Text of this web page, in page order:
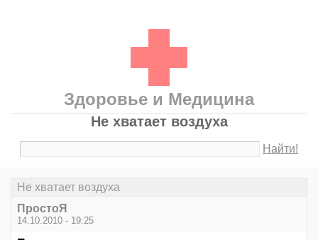
Здоровье и Медицина
Не хватает воздуха
Найти!
Не хватает воздуха
ПростоЯ
14.10.2010 - 19:25